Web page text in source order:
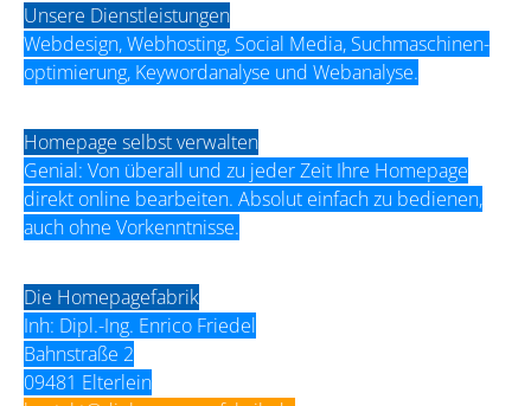
Unsere Dienstleistungen
Webdesign, Webhosting, Social Media, Suchmaschinen­
optimierung, Keywordanalyse und Webanalyse.
Homepage selbst verwalten
Genial: Von überall und zu jeder Zeit Ihre Homepage
direkt online bearbeiten. Absolut einfach zu bedienen,
auch ohne Vorkenntnisse.
Die Homepagefabrik
Inh: Dipl.-Ing. Enrico Friedel
Bahnstraße 2
09481 Elterlein